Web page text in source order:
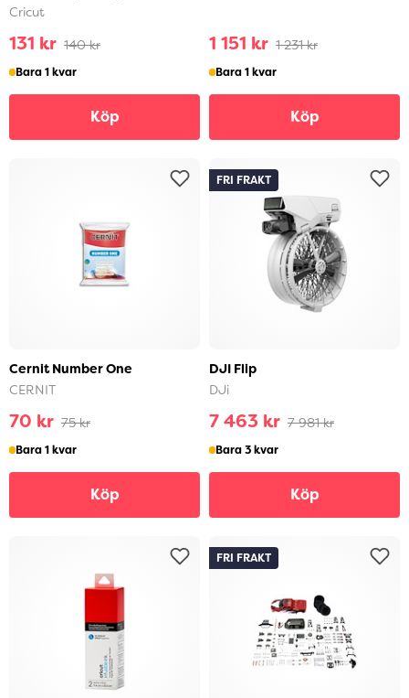
Cricut
131 kr 140 kr
Bara 1 kvar
Köp
1 151 kr 1 231 kr
Bara 1 kvar
Köp
Cernit Number One
CERNIT
70 kr 75 kr
Bara 1 kvar
Köp
DJI Flip
DJi
7 463 kr 7 981 kr
FRI FRAKT
Bara 3 kvar
Köp
FRI FRAKT